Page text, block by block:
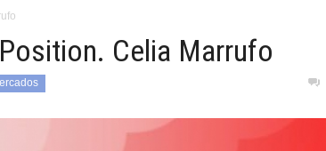
Celia Marrufo